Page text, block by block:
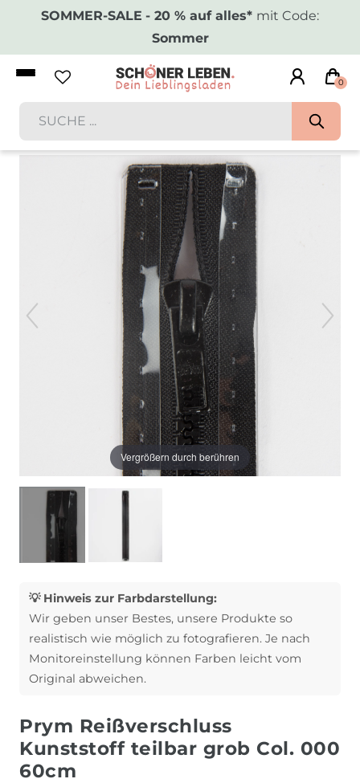
SOMMER-SALE - 20 % auf alles* mit Code:
Sommer
0
Vergrößern durch berühren
💡 Hinweis zur Farbdarstellung:
Wir geben unser Bestes, unsere Produkte so
realistisch wie möglich zu fotografieren. Je nach
Monitoreinstellung können Farben leicht vom
Original abweichen.
Prym Reißverschluss
Kunststoff teilbar grob Col. 000
60cm